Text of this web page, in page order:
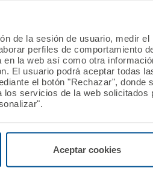
de la sesión de usuario, medir el
perfiles de comportamiento
la web así como otra
El usuario podrá aceptar todas
el botón "Rechazar", donde
servicios de la web solicitados
Aceptar cookies
Catalunya
su compromiso
de Catalunya